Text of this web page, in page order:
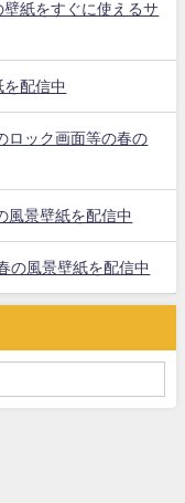
紙をすぐに使えるサ
配信中
ロック画面等の春の
風景壁紙を配信中
の風景壁紙を配信中